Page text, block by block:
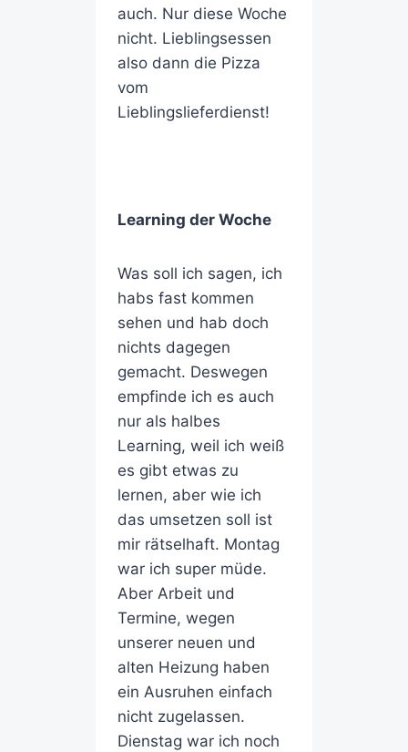
auch. Nur diese Woche
nicht. Lieblingsessen
also dann die Pizza
vom
Lieblingslieferdienst!
Learning der Woche
Was soll ich sagen, ich
habs fast kommen
sehen und hab doch
nichts dagegen
gemacht. Deswegen
empfinde ich es auch
nur als halbes
Learning, weil ich weiß
es gibt etwas zu
lernen, aber wie ich
das umsetzen soll ist
mir rätselhaft. Montag
war ich super müde.
Aber Arbeit und
Termine, wegen
unserer neuen und
alten Heizung haben
ein Ausruhen einfach
nicht zugelassen.
Dienstag war ich noch